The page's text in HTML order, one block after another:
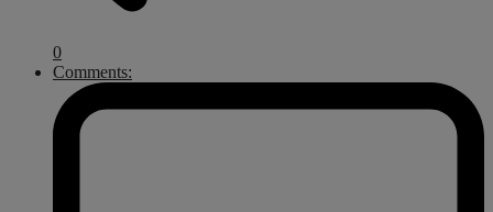
0
Comments: